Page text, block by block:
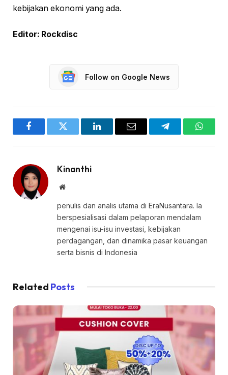
kebijakan ekonomi yang ada.
Editor: Rockdisc
Follow on Google News
FacebookTwitter LinkedInEmail Telegram
Kinanthi
Website
penulis dan analis utama di EraNusantara. Ia
berspesialisasi dalam pelaporan mendalam
mengenai isu-isu investasi, kebijakan
perdagangan, dan dinamika pasar keuangan
serta bisnis di Indonesia
Related Posts